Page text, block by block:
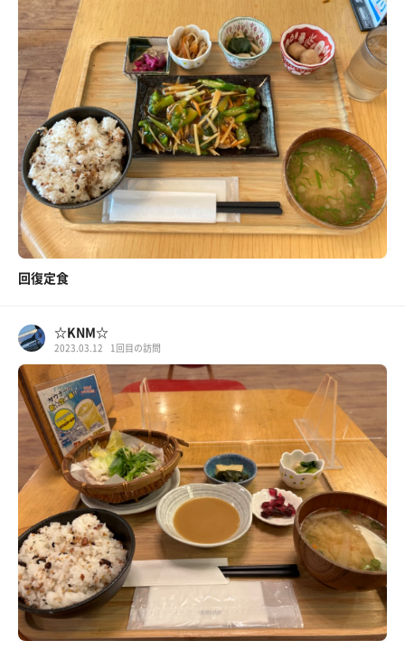
回復定食
☆KNM☆
2023.03.12 1回目の訪問